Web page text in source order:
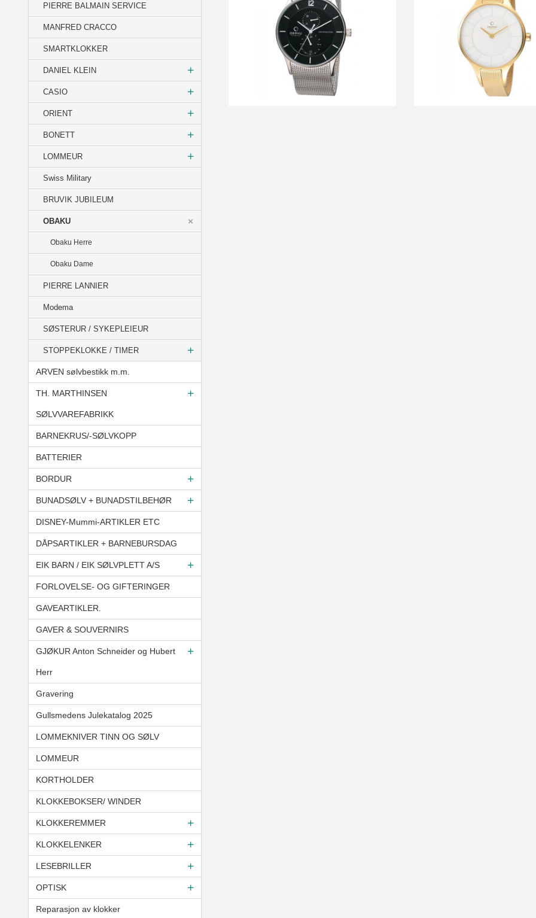
PIERRE BALMAIN SERVICE
MANFRED CRACCO
SMARTKLOKKER
DANIEL KLEIN
CASIO
ORIENT
BONETT
LOMMEUR
Swiss Military
BRUVIK JUBILEUM
OBAKU
Obaku Herre
Obaku Dame
PIERRE LANNIER
Modema
SØSTERUR / SYKEPLEIEUR
STOPPEKLOKKE / TIMER
ARVEN sølvbestikk m.m.
TH. MARTHINSEN
SØLVVAREFABRIKK
BARNEKRUS/-SØLVKOPP
BATTERIER
BORDUR
BUNADSØLV + BUNADSTILBEHØR
DISNEY-Mummi-ARTIKLER ETC
DÅPSARTIKLER + BARNEBURSDAG
EIK BARN / EIK SØLVPLETT A/S
FORLOVELSE- OG GIFTERINGER
GAVEARTIKLER.
GAVER & SOUVERNIRS
GJØKUR Anton Schneider og Hubert
Herr
Gravering
Gullsmedens Julekatalog 2025
LOMMEKNIVER TINN OG SØLV
LOMMEUR
KORTHOLDER
KLOKKEBOKSER/ WINDER
KLOKKEREMMER
KLOKKELENKER
LESEBRILLER
OPTISK
Reparasjon av klokker